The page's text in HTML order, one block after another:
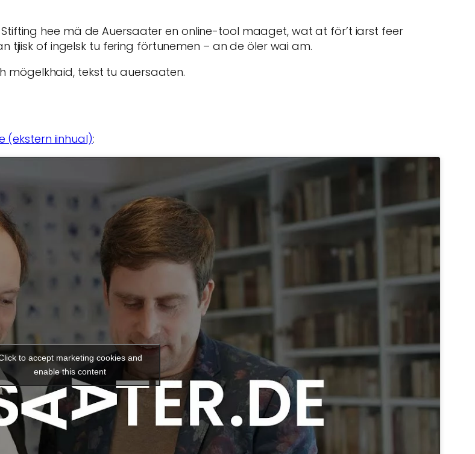
hee mä de Auersaater en online-tool maaget, wat at för’t iarst feer
of ingelsk tu fering förtunemen – an de öler wai am.
mögelkhaid, tekst tu auersaaten.
(ekstern iinhual):
to accept marketing cookies and
enable this content